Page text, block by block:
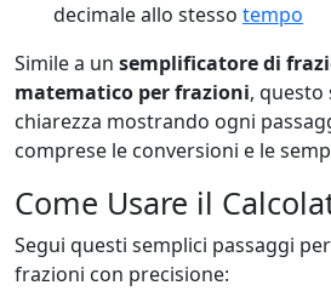
decimale allo stesso tempo
Simile a un semplificatore di
matematico per frazioni,
chiarezza mostrando ogni
comprese le conversioni e le
Come Usare il
Segui questi semplici passaggi
frazioni con precisione: